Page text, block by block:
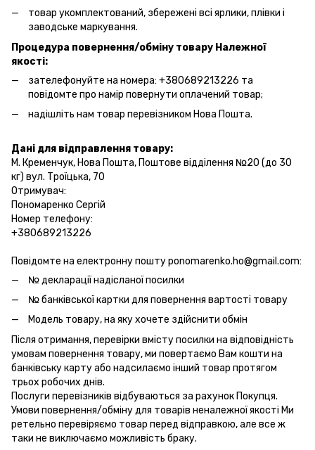
товар укомплектований, збережені всі ярлики, плівки і
заводське маркування.
Процедура повернення/обміну товару Належної
якості:
зателефонуйте на номера: +380689213226 та
повідомте про намір повернути оплачений товар;
надішліть нам товар перевізником Нова Пошта.
Дані для відправлення товару:
М. Кременчук, Нова Пошта, Поштове відділення №20 (до 30
кг) вул. Троїцька, 70
Отримувач:
Пономаренко Сергій
Номер телефону:
+380689213226
Повідомте на електронну пошту ponomarenko.ho@gmail.com:
№ декларації надісланої посилки
№ банківської картки для повернення вартості товару
Модель товару, на яку хочете здійснити обмін
Після отримання, перевірки вмісту посилки на відповідність
умовам повернення товару, ми повертаємо Вам кошти на
банківську карту або надсилаємо інший товар протягом
трьох робочих днів.
Послуги перевізників відбуваються за рахунок Покупця.
Умови повернення/обміну для товарів неналежної якості Ми
ретельно перевіряємо товар перед відправкою, але все ж
таки не виключаємо можливість браку.